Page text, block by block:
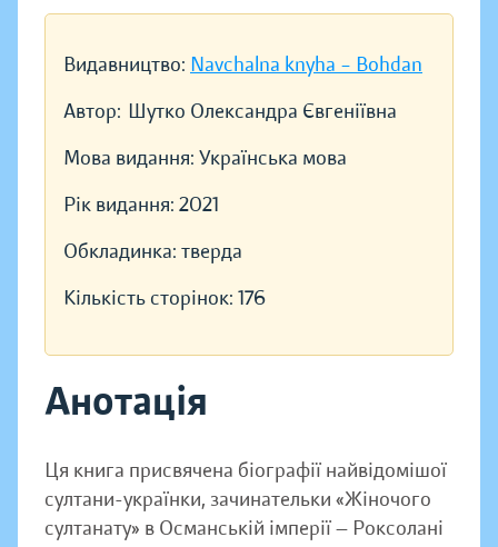
Видавництво: Navchalna knyha – Bohdan
Автор: Шутко Олександра Євгеніївна
Мова видання: Українська мова
Рік видання: 2021
Обкладинка: тверда
Кількість сторінок: 176
Анотація
Ця книга присвячена біографії найвідомішої
султани-українки, зачинательки «Жіночого
султанату» в Османській імперії — Роксолані